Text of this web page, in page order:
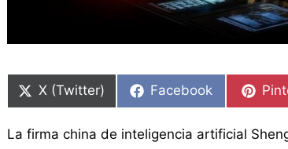
en
X (Twitter)
en
Facebook
en
La firma china de inteligencia artificial
en
en
en